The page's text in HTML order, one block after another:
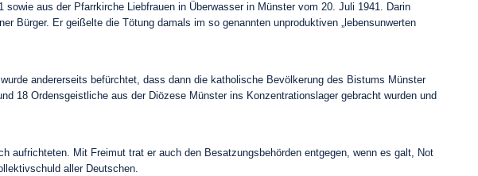
aus der Pfarrkirche Liebfrauen in Überwasser in Münster vom 20. Juli 1941. Darin
Bürger. Er geißelte die Tötung damals im so genannten unproduktiven „lebensunwerten
andererseits befürchtet, dass dann die katholische Bevölkerung des Bistums Münster
18 Ordensgeistliche aus der Diözese Münster ins Konzentrationslager gebracht wurden und
aufrichteten. Mit Freimut trat er auch den Besatzungsbehörden entgegen, wenn es galt, Not
aller Deutschen.